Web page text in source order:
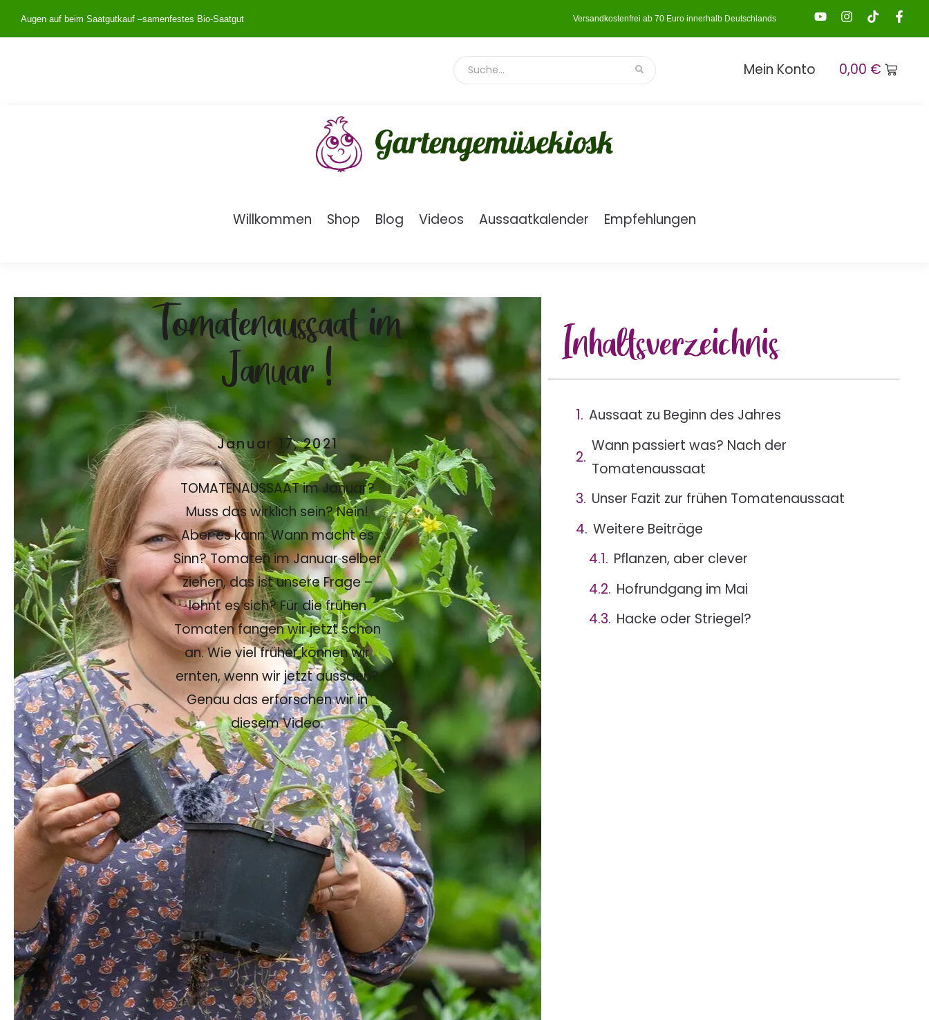
Augen auf beim Saatgutkauf –samenfestes Bio-Saatgut Versandkostenfrei ab 70 Euro innerhalb Deutschlands
Mein Konto 0,00 €
Willkommen Shop Blog Videos Aussaatkalender Empfehlungen
Tomatenaussaat im
Januar !
Januar 17, 2021
TOMATENAUSSAAT im Januar?
Muss das wirklich sein? Nein!
Aber es kann. Wann macht es
Sinn? Tomaten im Januar selber
ziehen, das ist unsere Frage –
lohnt es sich? Für die frühen
Tomaten fangen wir jetzt schon
an. Wie viel früher können wir
ernten, wenn wir jetzt aussäen?
Genau das erforschen wir in
diesem Video.
Inhaltsverzeichnis
Aussaat zu Beginn des Jahres
Wann passiert was? Nach der
Tomatenaussaat
Unser Fazit zur frühen Tomatenaussaat
Weitere Beiträge
Pflanzen, aber clever
Hofrundgang im Mai
Hacke oder Striegel?